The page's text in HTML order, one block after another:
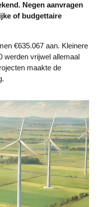
Negen aanvragen
of budgettaire
werden vrijwel allemaal
maakte de